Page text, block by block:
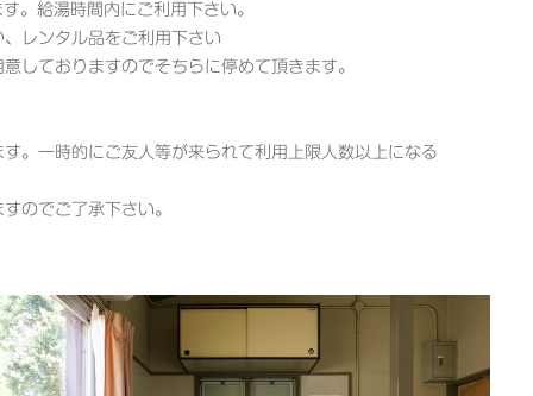
。給湯時間内にご利用下さい。
レンタル品をご利用下さい
しておりますのでそちらに停めて頂きます。
。一時的にご友人等が来られて利用上限人数以上になる
のでご了承下さい。